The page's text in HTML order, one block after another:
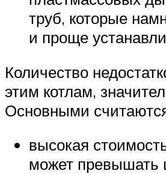
труб, которые
и проще
Количество
этим котлам,
Основными
высокая
может превышать